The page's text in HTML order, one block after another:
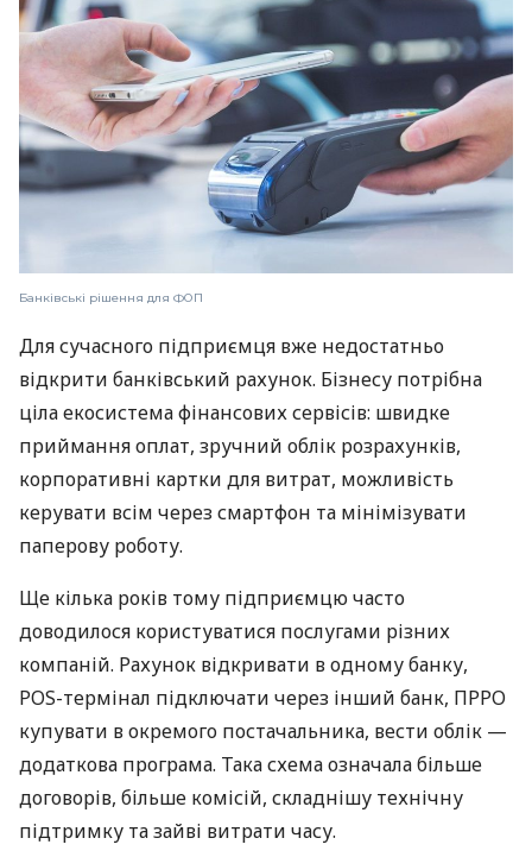
Банківські рішення для ФОП
Для сучасного підприємця вже недостатньо
відкрити банківський рахунок. Бізнесу потрібна
ціла екосистема фінансових сервісів: швидке
приймання оплат, зручний облік розрахунків,
корпоративні картки для витрат, можливість
керувати всім через смартфон та мінімізувати
паперову роботу.
Ще кілька років тому підприємцю часто
доводилося користуватися послугами різних
компаній. Рахунок відкривати в одному банку,
POS-термінал підключати через інший банк, ПРРО
купувати в окремого постачальника, вести облік —
додаткова програма. Така схема означала більше
договорів, більше комісій, складнішу технічну
підтримку та зайві витрати часу.